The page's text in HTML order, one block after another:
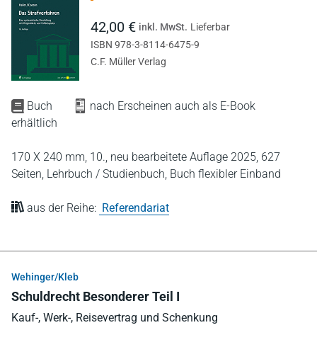
Buch
nach Erscheinen auch als E-Book
erhältlich
170 X 240 mm, 10., neu bearbeitete Auflage 2025, 627
Seiten, Lehrbuch / Studienbuch, Buch flexibler Einband
aus der Reihe: Referendariat
42,00 € inkl. MwSt. Lieferbar
ISBN 978-3-8114-6475-9
C.F. Müller Verlag
Wehinger/Kleb
Schuldrecht Besonderer Teil I
Kauf-, Werk-, Reisevertrag und Schenkung